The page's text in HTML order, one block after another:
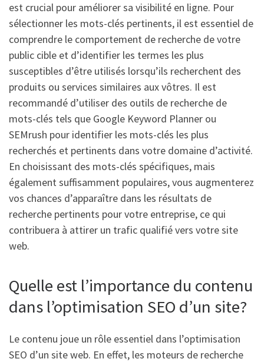
est crucial pour améliorer sa visibilité en ligne. Pour
sélectionner les mots-clés pertinents, il est essentiel de
comprendre le comportement de recherche de votre
public cible et d’identifier les termes les plus
susceptibles d’être utilisés lorsqu’ils recherchent des
produits ou services similaires aux vôtres. Il est
recommandé d’utiliser des outils de recherche de
mots-clés tels que Google Keyword Planner ou
SEMrush pour identifier les mots-clés les plus
recherchés et pertinents dans votre domaine d’activité.
En choisissant des mots-clés spécifiques, mais
également suffisamment populaires, vous augmenterez
vos chances d’apparaître dans les résultats de
recherche pertinents pour votre entreprise, ce qui
contribuera à attirer un trafic qualifié vers votre site
web.
Quelle est l’importance du contenu
dans l’optimisation SEO d’un site?
Le contenu joue un rôle essentiel dans l’optimisation
SEO d’un site web. En effet, les moteurs de recherche